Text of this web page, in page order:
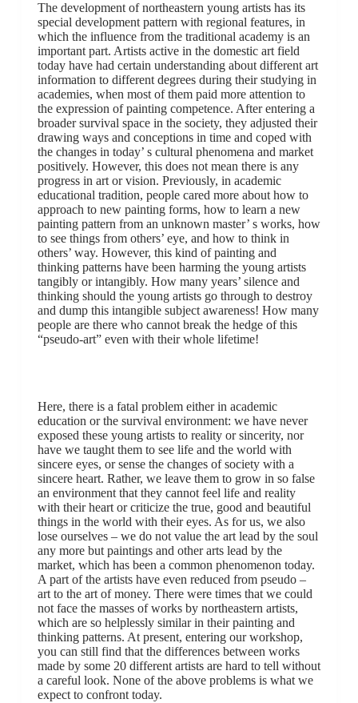
The development of northeastern young artists has its
special development pattern with regional features, in
which the influence from the traditional academy is an
important part. Artists active in the domestic art field
today have had certain understanding about different art
information to different degrees during their studying in
academies, when most of them paid more attention to
the expression of painting competence. After entering a
broader survival space in the society, they adjusted their
drawing ways and conceptions in time and coped with
the changes in today’ s cultural phenomena and market
positively. However, this does not mean there is any
progress in art or vision. Previously, in academic
educational tradition, people cared more about how to
approach to new painting forms, how to learn a new
painting pattern from an unknown master’ s works, how
to see things from others’ eye, and how to think in
others’ way. However, this kind of painting and
thinking patterns have been harming the young artists
tangibly or intangibly. How many years’ silence and
thinking should the young artists go through to destroy
and dump this intangible subject awareness! How many
people are there who cannot break the hedge of this
“pseudo-art” even with their whole lifetime!
Here, there is a fatal problem either in academic
education or the survival environment: we have never
exposed these young artists to reality or sincerity, nor
have we taught them to see life and the world with
sincere eyes, or sense the changes of society with a
sincere heart. Rather, we leave them to grow in so false
an environment that they cannot feel life and reality
with their heart or criticize the true, good and beautiful
things in the world with their eyes. As for us, we also
lose ourselves – we do not value the art lead by the soul
any more but paintings and other arts lead by the
market, which has been a common phenomenon today.
A part of the artists have even reduced from pseudo –
art to the art of money. There were times that we could
not face the masses of works by northeastern artists,
which are so helplessly similar in their painting and
thinking patterns. At present, entering our workshop,
you can still find that the differences between works
made by some 20 different artists are hard to tell without
a careful look. None of the above problems is what we
expect to confront today.